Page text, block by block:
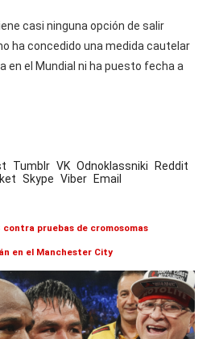
casi ninguna opción de salir
ha concedido una medida cautelar
en el Mundial ni ha puesto fecha a
Tumblr VK Odnoklassniki
Reddit
Skype Viber Email
pruebas de cromosomas
en el Manchester City